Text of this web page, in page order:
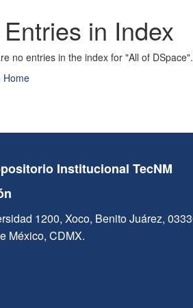
in Index
no entries in the index for "All of DSpace".
Home
Institucional TecNM
1200, Xoco, Benito Juárez,
México, CDMX.